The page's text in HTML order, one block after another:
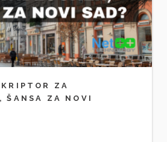
ZA
ŠANSA ZA NOVI